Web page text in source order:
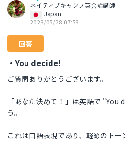
ネイティブキャンプ英会話講師
Japan
2023/05/28 07:53
回答
・You decide!
ご質問ありがとうございます。
「あなた決めて！」は英語で
う。
これは口語表現であり、軽めのト